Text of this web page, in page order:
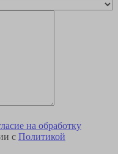
на обработку
с Политикой